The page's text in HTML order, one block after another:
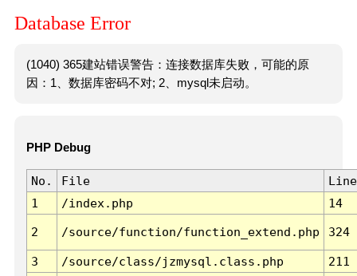
Database Error
(1040) 365建站错误警告：连接数据库失败，可能的原
因：1、数据库密码不对; 2、mysql未启动。
PHP Debug
No. File
Line
1
/index.php 14
2 /source/function/function_extend.php 324
3 /source/class/jzmysql.class.php
211